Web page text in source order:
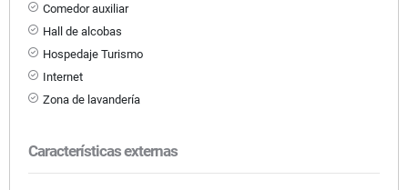
Comedor auxiliar
Hall de alcobas
Hospedaje Turismo
Internet
Zona de lavandería
Características externas